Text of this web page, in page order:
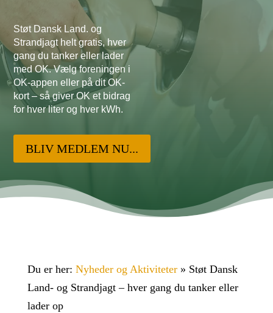
Støt Dansk Land. og
Strandjagt helt gratis, hver
gang du tanker eller lader
med OK. Vælg foreningen i
OK-appen eller på dit OK-
kort – så giver OK et bidrag
for hver liter og hver kWh.
BLIV MEDLEM NU...
Du er her: Nyheder og Aktiviteter» Støt Dansk
Land- og Strandjagt – hver gang du tanker eller
lader op